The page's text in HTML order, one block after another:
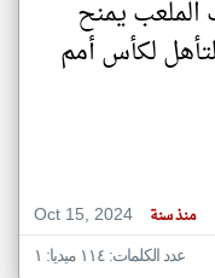
يمنح
لكأس أمم
Oct 15, 2024
منذ سنة
عدد الكلمات: ١١٤ ميديا: ١